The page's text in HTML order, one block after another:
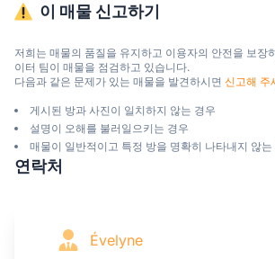
이 매물 신고하기
저희는 매물의 품질을 유지하고 이용자의 안전을 보장
이터 팀이 매물을 점검하고 있습니다.
다음과 같은 문제가 있는 매물을 발견하시면 신고해 주
게시된 방과 사진이 일치하지 않는 경우
설명이 오해를 불러일으키는 경우
매물이 일반적이고 특정 방을 명확히 나타내지 않는
연락처
Évelyne